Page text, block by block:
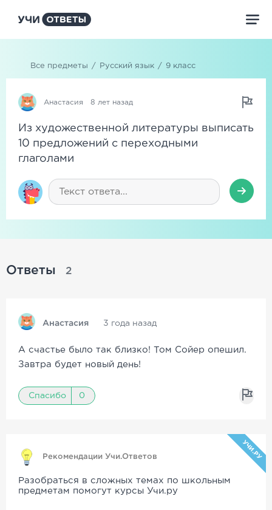
Все предметы / Русский язык / 9 класс
Анастасия 8 лет назад
Из художественной литературы выписать
10 предложений с переходными
глаголами
Ответы 2
Анастасия 3 года назад
А счастье было так близко! Том Сойер опешил.
Завтра будет новый день!
Спасибо 0
Рекомендации Учи.Ответов УЧИ.РУ
Разобраться в сложных темах по школьным
предметам помогут курсы Учи.ру